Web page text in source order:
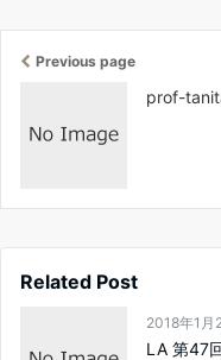
Previous page
prof-
Related Post
2018年1月
LA 第47